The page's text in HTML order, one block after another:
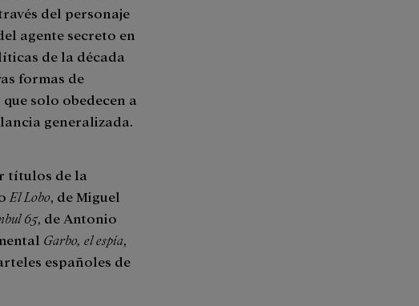
del personaje
agente secreto en
de la década
formas de
solo obedecen a
generalizada.
títulos de la
El Lobo , de Miguel
65, de Antonio
Garbo, el espía
españoles de